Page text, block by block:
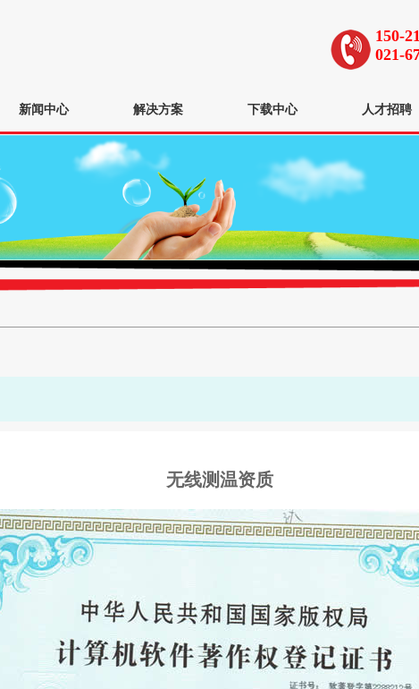
150-
021-
新闻中心 解决方案 下载中心 人才招聘
无线测温资质